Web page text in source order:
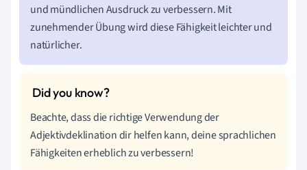
und mündlichen Ausdruck zu verbessern. Mit
zunehmender Übung wird diese Fähigkeit leichter und
natürlicher.
Beachte, dass die richtige Verwendung der
Adjektivdeklination dir helfen kann, deine sprachlichen
Fähigkeiten erheblich zu verbessern!